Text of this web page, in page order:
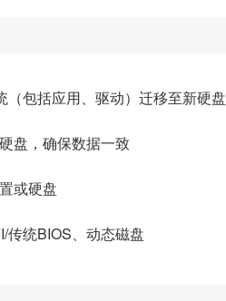
包括应用、驱动）迁移至新硬盘
盘，确保数据一致
或硬盘
传统BIOS、动态磁盘